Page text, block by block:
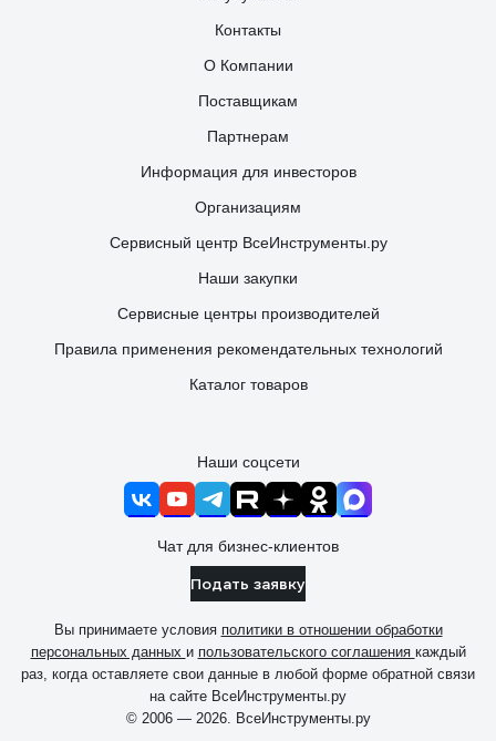
Контакты
О Компании
Поставщикам
Партнерам
Информация для инвесторов
Организациям
Сервисный центр ВсеИнструменты.ру
Наши закупки
Сервисные центры производителей
Правила применения рекомендательных технологий
Каталог товаров
Наши соцсети
Чат для бизнес-клиентов
Подать заявку
Вы принимаете условия политики в отношении обработки
персональных данных и пользовательского соглашения каждый
раз, когда оставляете свои данные в любой форме обратной связи
на сайте ВсеИнструменты.ру
© 2006 — 2026. ВсеИнструменты.ру